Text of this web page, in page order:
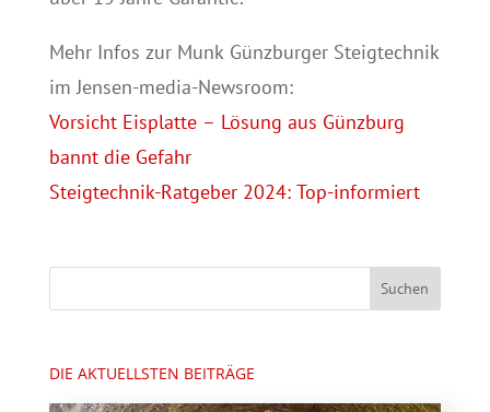
Mehr Infos zur Munk Günzburger Steigtechnik
im Jensen-media-Newsroom:
Vorsicht Eisplatte – Lösung aus Günzburg
bannt die Gefahr
Steigtechnik-Ratgeber 2024: Top-informiert
DIE AKTUELLSTEN BEITRÄGE